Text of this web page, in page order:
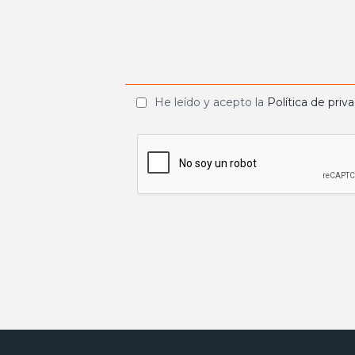
He leído y acepto la Política de